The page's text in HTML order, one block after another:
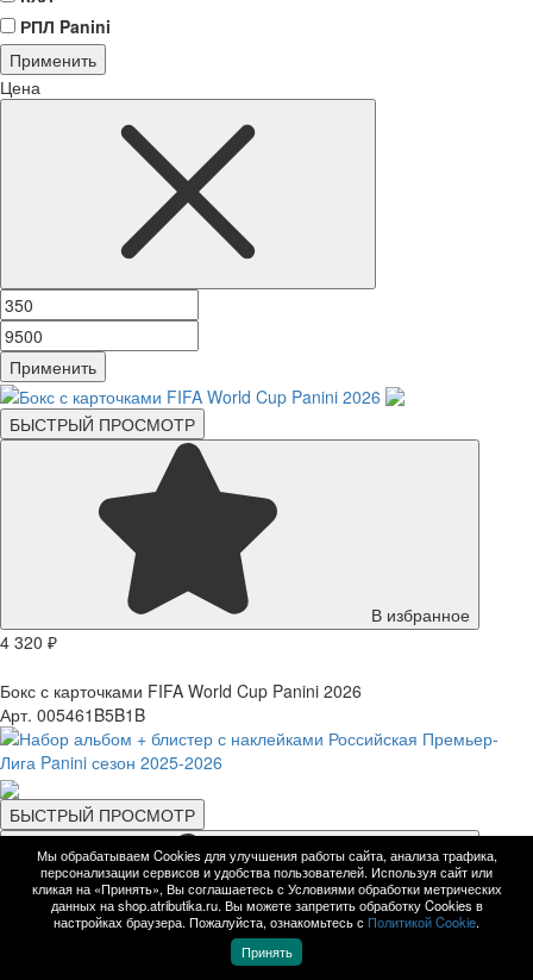
РПЛ Panini
Применить
Цена
Применить
БЫСТРЫЙ ПРОСМОТР
В избранное
4 320 ₽
Бокс с карточками FIFA World Cup Panini 2026
Арт. 005461B5B1B
БЫСТРЫЙ ПРОСМОТР
Мы обрабатываем Cookies для улучшения работы сайта, анализа трафика,
персонализации сервисов и удобства пользователей. Используя сайт или
кликая на «Принять», Вы соглашаетесь с Условиями обработки метрических
данных на shop.atributika.ru. Вы можете запретить обработку Cookies в
настройках браузера. Пожалуйста, ознакомьтесь с Политикой Cookie.
Принять